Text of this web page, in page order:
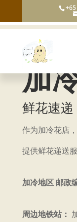
加
鲜花速递
作为加冷花店
提供鲜花递送服
加冷地区 邮政
周边地铁站：